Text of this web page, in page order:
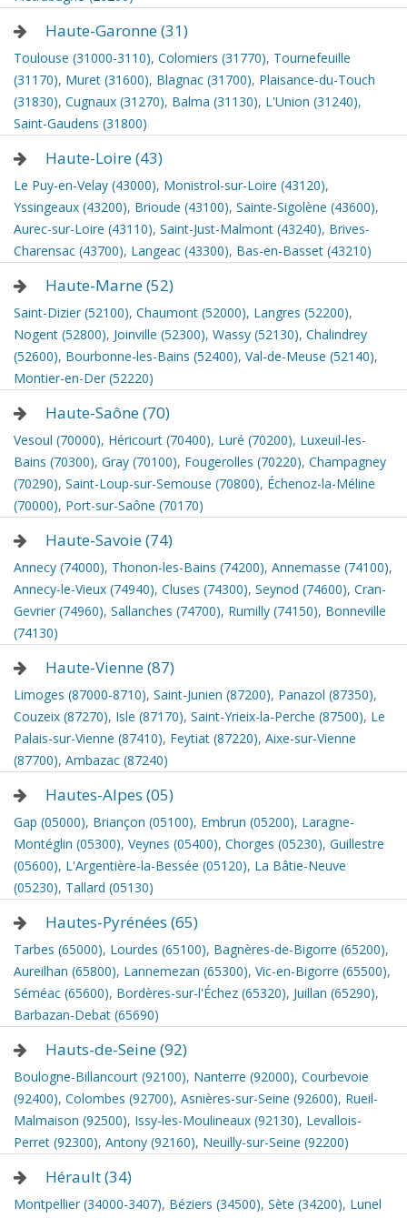
Haute-Garonne (31)
Toulouse (31000-3110), Colomiers (31770), Tournefeuille
(31170), Muret (31600), Blagnac (31700), Plaisance-du-Touch
(31830), Cugnaux (31270), Balma (31130), L'Union (31240),
Saint-Gaudens (31800)
Haute-Loire (43)
Le Puy-en-Velay (43000), Monistrol-sur-Loire (43120),
Yssingeaux (43200), Brioude (43100), Sainte-Sigolène (43600),
Aurec-sur-Loire (43110), Saint-Just-Malmont (43240), Brives-
Charensac (43700), Langeac (43300), Bas-en-Basset (43210)
Haute-Marne (52)
Saint-Dizier (52100), Chaumont (52000), Langres (52200),
Nogent (52800), Joinville (52300), Wassy (52130), Chalindrey
(52600), Bourbonne-les-Bains (52400), Val-de-Meuse (52140),
Montier-en-Der (52220)
Haute-Saône (70)
Vesoul (70000), Héricourt (70400), Luré (70200), Luxeuil-les-
Bains (70300), Gray (70100), Fougerolles (70220), Champagney
(70290), Saint-Loup-sur-Semouse (70800), Échenoz-la-Méline
(70000), Port-sur-Saône (70170)
Haute-Savoie (74)
Annecy (74000), Thonon-les-Bains (74200), Annemasse (74100),
Annecy-le-Vieux (74940), Cluses (74300), Seynod (74600), Cran-
Gevrier (74960), Sallanches (74700), Rumilly (74150), Bonneville
(74130)
Haute-Vienne (87)
Limoges (87000-8710), Saint-Junien (87200), Panazol (87350),
Couzeix (87270), Isle (87170), Saint-Yrieix-la-Perche (87500), Le
Palais-sur-Vienne (87410), Feytiat (87220), Aixe-sur-Vienne
(87700), Ambazac (87240)
Hautes-Alpes (05)
Gap (05000), Briançon (05100), Embrun (05200), Laragne-
Montéglin (05300), Veynes (05400), Chorges (05230), Guillestre
(05600), L'Argentière-la-Bessée (05120), La Bâtie-Neuve
(05230), Tallard (05130)
Hautes-Pyrénées (65)
Tarbes (65000), Lourdes (65100), Bagnères-de-Bigorre (65200),
Aureilhan (65800), Lannemezan (65300), Vic-en-Bigorre (65500),
Séméac (65600), Bordères-sur-l'Échez (65320), Juillan (65290),
Barbazan-Debat (65690)
Hauts-de-Seine (92)
Boulogne-Billancourt (92100), Nanterre (92000), Courbevoie
(92400), Colombes (92700), Asnières-sur-Seine (92600), Rueil-
Malmaison (92500), Issy-les-Moulineaux (92130), Levallois-
Perret (92300), Antony (92160), Neuilly-sur-Seine (92200)
Hérault (34)
Montpellier (34000-3407), Béziers (34500), Sète (34200), Lunel